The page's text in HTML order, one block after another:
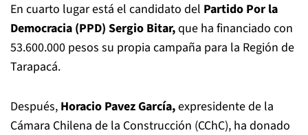
En cuarto lugar está el candidato del Partido Por la
Democracia (PPD) Sergio Bitar,que ha financiado con
53.600.000 pesos su propia campaña para la Región de
Tarapacá.
Después, Horacio Pavez García,expresidente de la
Cámara Chilena de la Construcción (CChC), ha donado